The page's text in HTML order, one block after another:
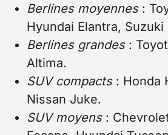
Berlines moyennes:
Hyundai Elantra, Suzuki
Berlines grandes:
Altima.
SUV compacts: Honda
Nissan Juke.
SUV moyens: